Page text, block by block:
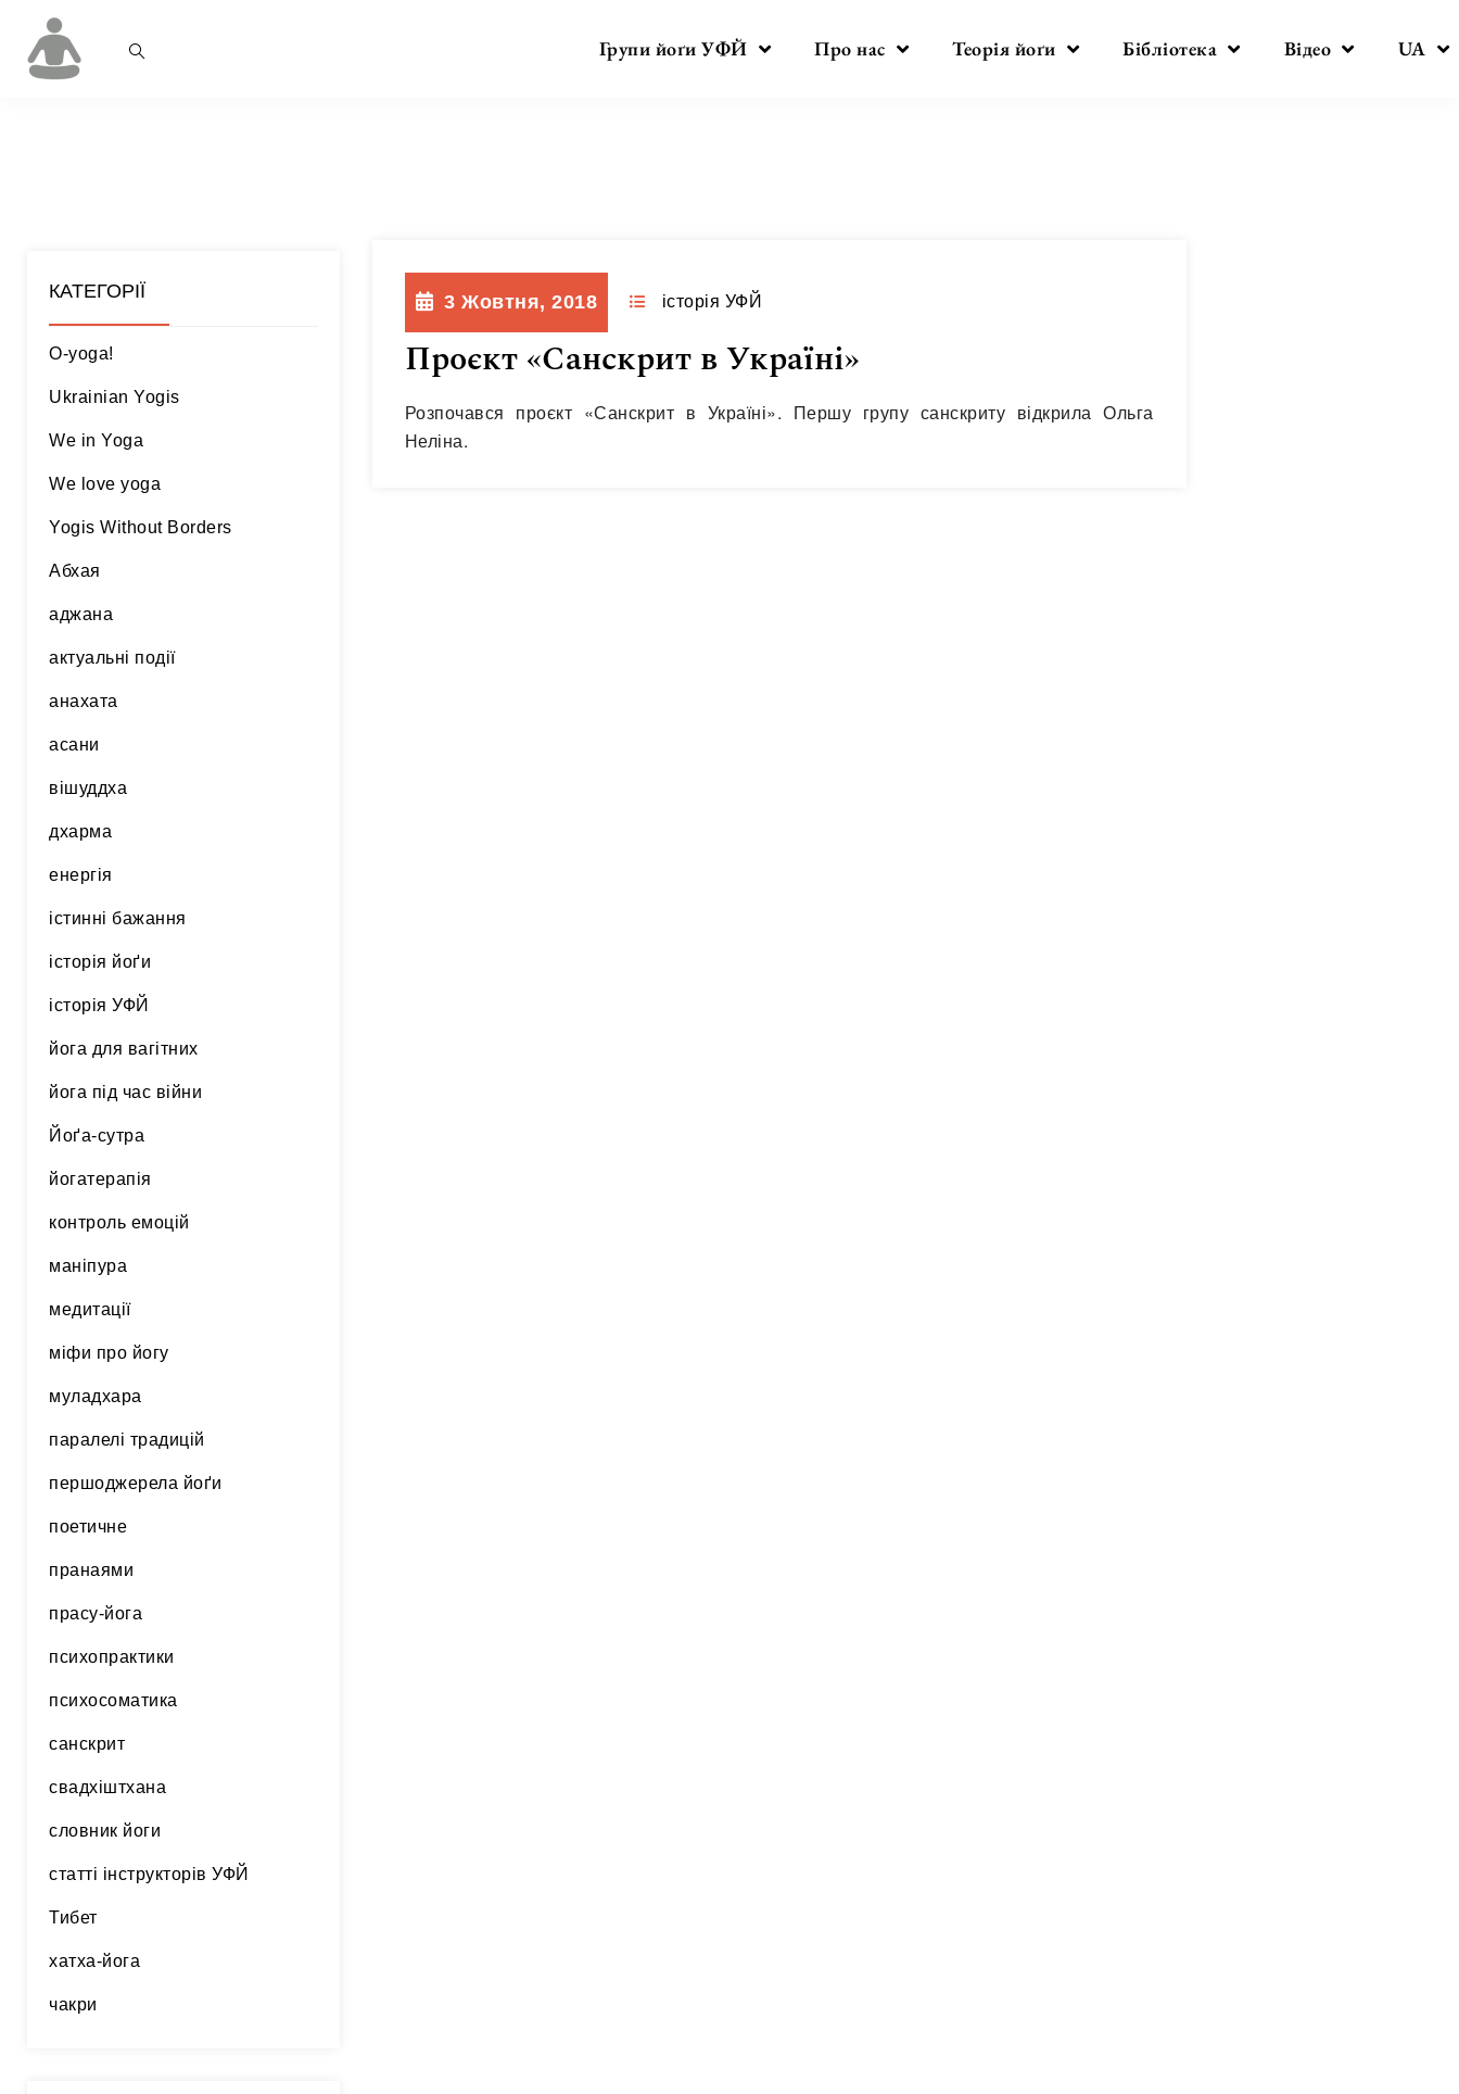
Групи йоґи УФЙ Про нас Теорія йоґи Бібліотека Відео UA
КАТЕГОРІЇ
O-yoga!
Ukrainian Yogis
We in Yoga
We love yoga
Yogis Without Borders
Абхая
аджана
актуальні події
анахата
асани
вішуддха
дхарма
енергія
істинні бажання
історія йоґи
історія УФЙ
йога для вагітних
йога під час війни
Йоґа-сутра
йогатерапія
контроль емоцій
маніпура
медитації
міфи про йогу
муладхара
паралелі традицій
першоджерела йоґи
поетичне
пранаями
прасу-йога
психопрактики
психосоматика
санскрит
свадхіштхана
словник йоги
статті інструкторів УФЙ
Тибет
хатха-йога
чакри
3 Жовтня, 2018 історія УФЙ
Проєкт «Санскрит в Україні»
Розпочався проєкт «Санскрит в Україні». Першу групу санскриту відкрила Ольга
Неліна.